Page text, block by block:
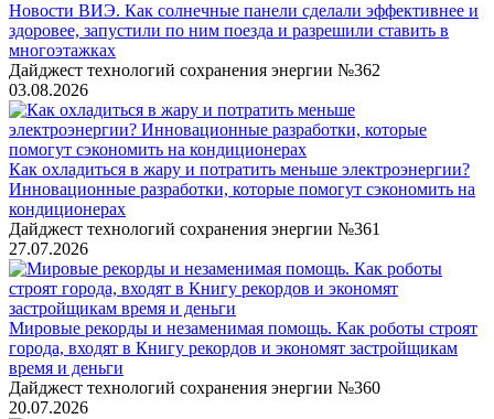
Новости ВИЭ. Как солнечные панели сделали эффективнее и
здоровее, запустили по ним поезда и разрешили ставить в
многоэтажках
Дайджест технологий сохранения энергии №362
03.08.2026
Как охладиться в жару и потратить меньше электроэнергии?
Инновационные разработки, которые помогут сэкономить на
кондиционерах
Дайджест технологий сохранения энергии №361
27.07.2026
Мировые рекорды и незаменимая помощь. Как роботы строят
города, входят в Книгу рекордов и экономят застройщикам
время и деньги
Дайджест технологий сохранения энергии №360
20.07.2026